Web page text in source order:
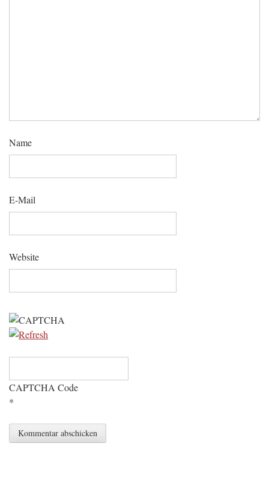
Name
E-Mail
Website
CAPTCHA Code
*